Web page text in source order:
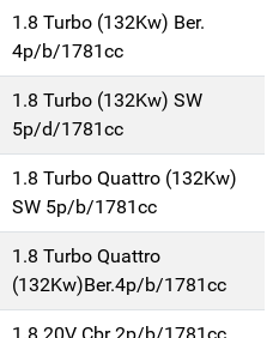
1.8 Turbo (132Kw) Ber.
4p/b/1781cc
1.8 Turbo (132Kw) SW
5p/d/1781cc
1.8 Turbo Quattro (132Kw)
SW 5p/b/1781cc
1.8 Turbo Quattro
(132Kw)Ber.4p/b/1781cc
1.8 20V Cbr 2p/b/1781cc